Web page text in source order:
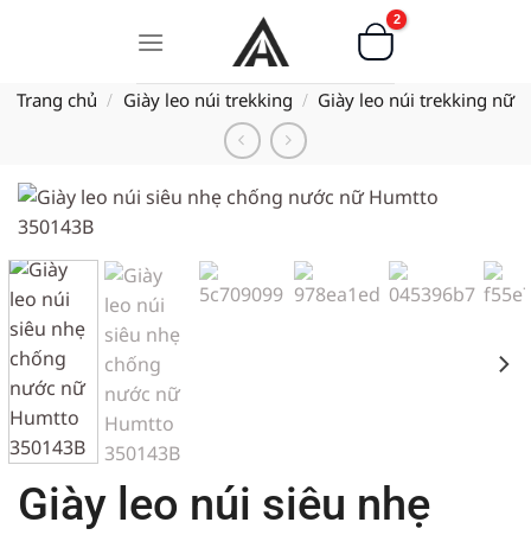
dung
Trang chủ / Giày leo núi trekking / Giày leo núi trekking nữ
Giày leo núi siêu nhẹ